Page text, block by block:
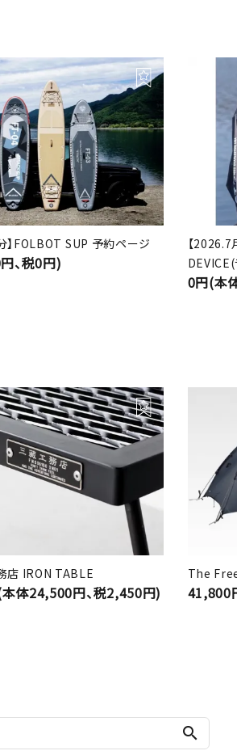
】FOLBOT SUP 予約ページ
、税0円)
【
DEVICE(
0円(本
店 IRON TABLE
体24,500円、税2,450円)
The
41,800
search